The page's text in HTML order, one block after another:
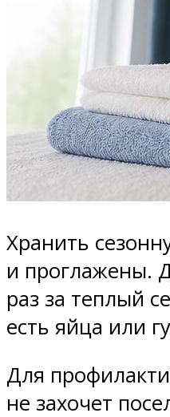
Хранить
и проглажены.
раз за теплый
есть яйца или
Для
не захочет